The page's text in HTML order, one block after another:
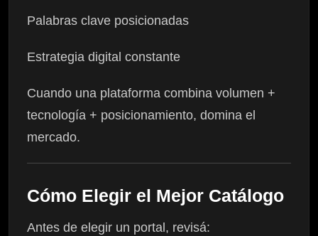
Palabras clave posicionadas
Estrategia digital constante
Cuando una plataforma combina volumen +
tecnología + posicionamiento, domina el
mercado.
Cómo Elegir el Mejor Catálogo
Antes de elegir un portal, revisá: